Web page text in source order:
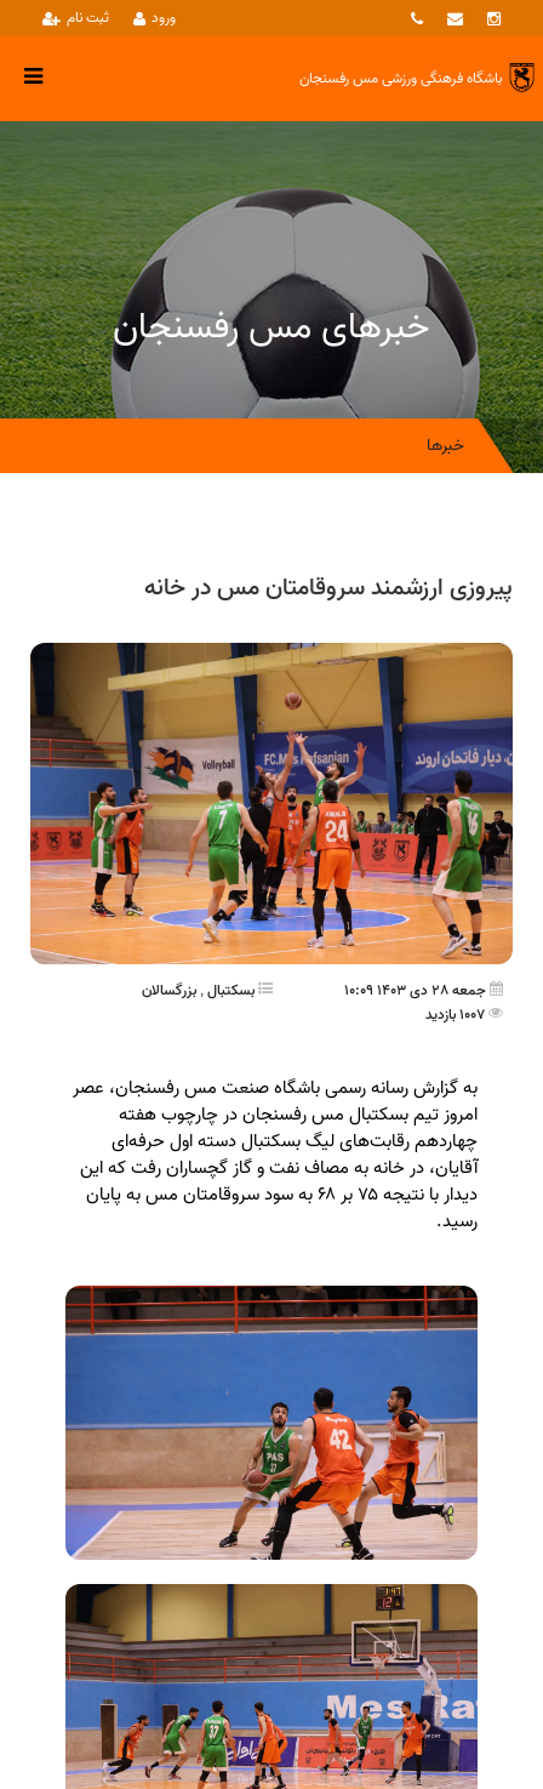
ثبت نام ورود
باشگاه فرهنگی ورزشیمس رفسنجان
خبرهای مس رفسنجان
خبرها
پیروزی ارزشمند سروقامتان مس در خانه
جمعه 28 دی 1403 10:09 بسکتبال, بزرگسالان
به گزارش رسانه رسمی باشگاه صنعت مس رفسنجان، عصر
امروز تیم بسکتبال مس رفسنجان در چارچوب هفته
چهاردهم رقابت‌های لیگ بسکتبال دسته اول حرفه‌ای
آقایان، در خانه به مصاف نفت و گاز گچساران رفت که این
دیدار با نتیجه ۷۵ بر ۶۸ به سود سروقامتان مس به پایان
رسید.